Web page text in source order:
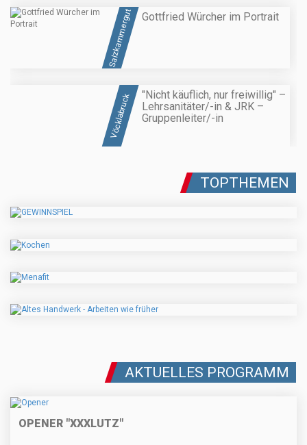
Salzkammergut Gottfried Würcher im Portrait
Vöcklabruck
"Nicht käuflich, nur freiwillig" –
Lehrsanitäter/-in & JRK –
Gruppenleiter/-in
TOPTHEMEN
AKTUELLES PROGRAMM
OPENER "XXXLUTZ"